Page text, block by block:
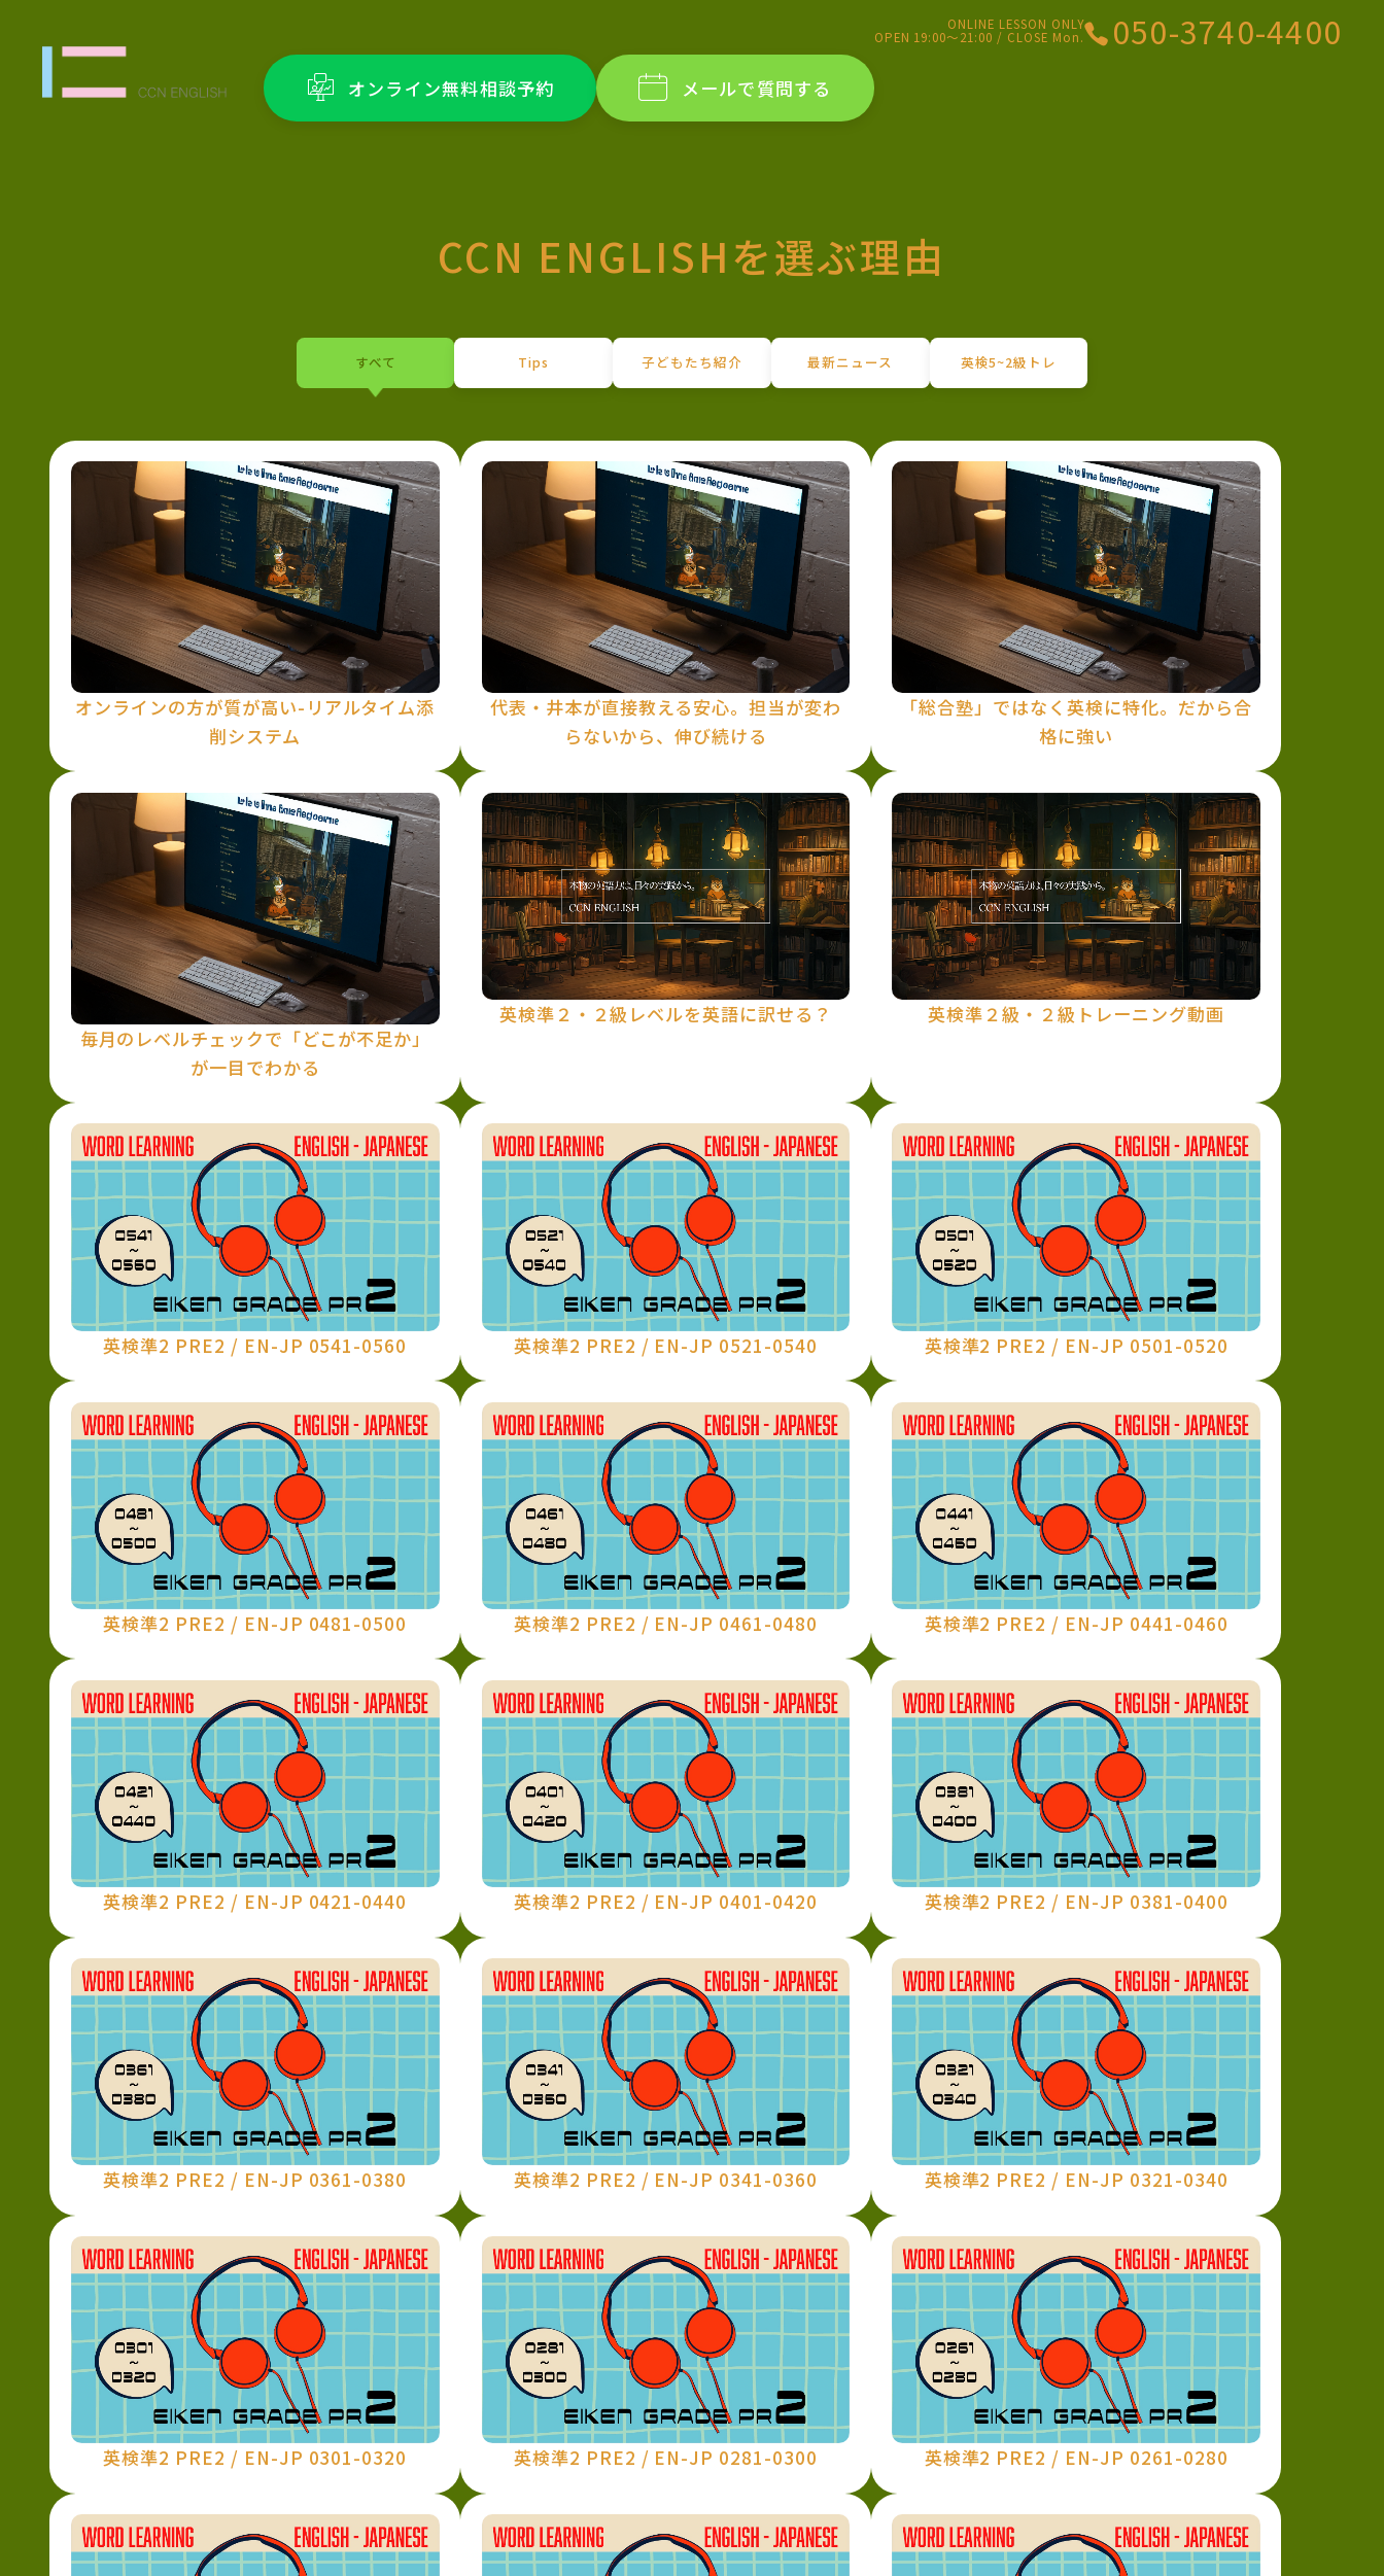
ONLINE LESSON ONLY
OPEN 19:00〜21:00 / CLOSE Mon.
050-3740-4400
オンライン無料相談予約 メールで質問する
CCN ENGLISHを選ぶ理由
すべて Tips 子どもたち紹介 最新ニュース 英検5~2級トレ
オンラインの方が質が高い-リアルタイム添
削システム
代表・井本が直接教える安心。担当が変わ
らないから、伸び続ける
「総合塾」ではなく英検に特化。だから合
格に強い
毎月のレベルチェックで「どこが不足か」
が一目でわかる
英検準２・２級レベルを英語に訳せる？ 英検準２級・２級トレーニング動画
英検準2 PRE2 / EN-JP 0541-0560 英検準2 PRE2 / EN-JP 0521-0540 英検準2 PRE2 / EN-JP 0501-0520
英検準2 PRE2 / EN-JP 0481-0500 英検準2 PRE2 / EN-JP 0461-0480 英検準2 PRE2 / EN-JP 0441-0460
英検準2 PRE2 / EN-JP 0421-0440 英検準2 PRE2 / EN-JP 0401-0420 英検準2 PRE2 / EN-JP 0381-0400
英検準2 PRE2 / EN-JP 0361-0380 英検準2 PRE2 / EN-JP 0341-0360 英検準2 PRE2 / EN-JP 0321-0340
英検準2 PRE2 / EN-JP 0301-0320 英検準2 PRE2 / EN-JP 0281-0300 英検準2 PRE2 / EN-JP 0261-0280